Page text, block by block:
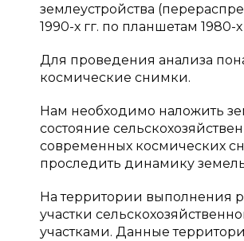
землеустройства
1990-х гг. по планшетам 1980-х
Для проведения анализа
космические снимки.
Нам необходимо наложить
состояние
современных космических
проследить динамику
На территории выполнения
участки
участками. Данные